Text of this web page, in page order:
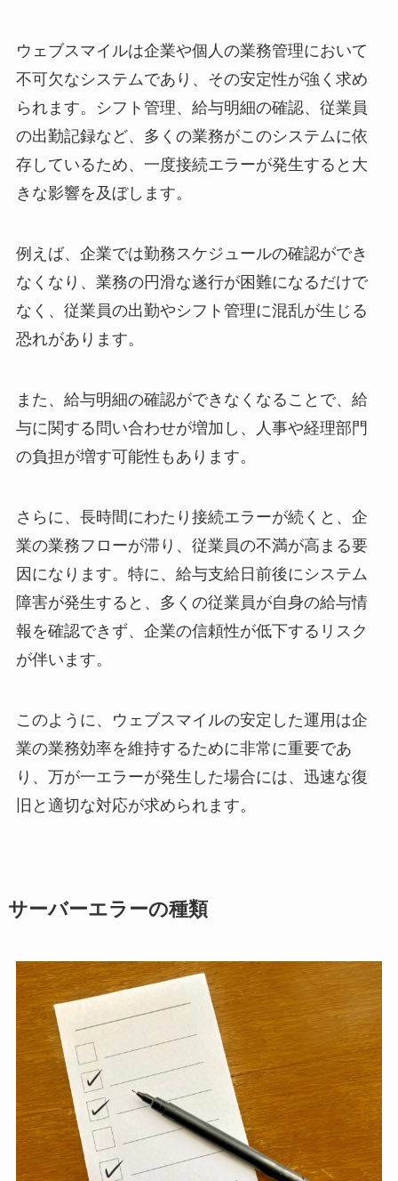
ウェブスマイルは企業や個人の業務管理において
不可欠なシステムであり、その安定性が強く求め
られます。シフト管理、給与明細の確認、従業員
の出勤記録など、多くの業務がこのシステムに依
存しているため、一度接続エラーが発生すると大
きな影響を及ぼします。
例えば、企業では勤務スケジュールの確認ができ
なくなり、業務の円滑な遂行が困難になるだけで
なく、従業員の出勤やシフト管理に混乱が生じる
恐れがあります。
また、給与明細の確認ができなくなることで、給
与に関する問い合わせが増加し、人事や経理部門
の負担が増す可能性もあります。
さらに、長時間にわたり接続エラーが続くと、企
業の業務フローが滞り、従業員の不満が高まる要
因になります。特に、給与支給日前後にシステム
障害が発生すると、多くの従業員が自身の給与情
報を確認できず、企業の信頼性が低下するリスク
が伴います。
このように、ウェブスマイルの安定した運用は企
業の業務効率を維持するために非常に重要であ
り、万が一エラーが発生した場合には、迅速な復
旧と適切な対応が求められます。
サーバーエラーの種類